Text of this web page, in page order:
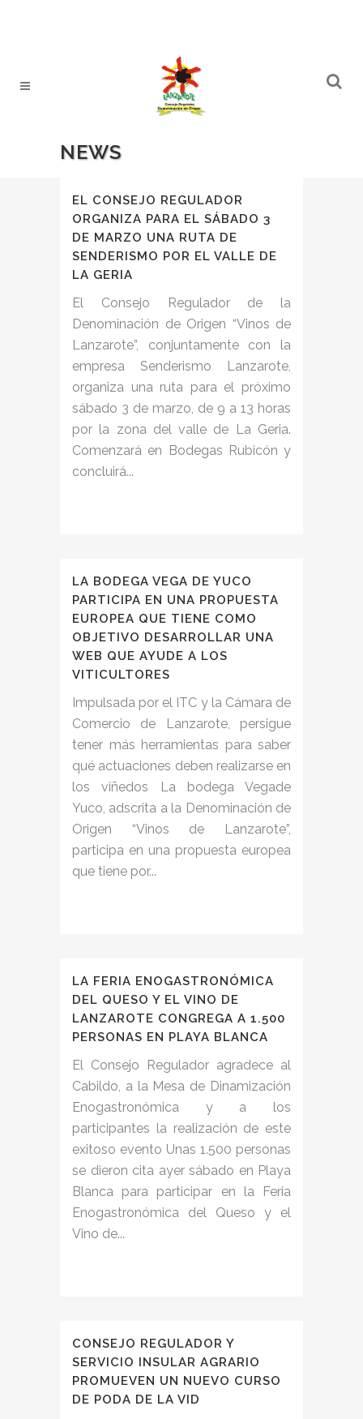
NEWS
EL CONSEJO REGULADOR
ORGANIZA PARA EL SÁBADO 3
DE MARZO UNA RUTA DE
SENDERISMO POR EL VALLE DE
LA GERIA
El Consejo Regulador de la
Denominación de Origen “Vinos de
Lanzarote”, conjuntamente con la
empresa Senderismo Lanzarote,
organiza una ruta para el próximo
sábado 3 de marzo, de 9 a 13 horas
por la zona del valle de La Geria.
Comenzará en Bodegas Rubicón y
concluirá...
LA BODEGA VEGA DE YUCO
PARTICIPA EN UNA PROPUESTA
EUROPEA QUE TIENE COMO
OBJETIVO DESARROLLAR UNA
WEB QUE AYUDE A LOS
VITICULTORES
Impulsada por el ITC y la Cámara de
Comercio de Lanzarote, persigue
tener más herramientas para saber
qué actuaciones deben realizarse en
los viñedos La bodega Vegade
Yuco, adscrita a la Denominación de
Origen “Vinos de Lanzarote”,
participa en una propuesta europea
que tiene por...
LA FERIA ENOGASTRONÓMICA
DEL QUESO Y EL VINO DE
LANZAROTE CONGREGA A 1.500
PERSONAS EN PLAYA BLANCA
El Consejo Regulador agradece al
Cabildo, a la Mesa de Dinamización
Enogastronómica y a los
participantes la realización de este
exitoso evento Unas 1.500 personas
se dieron cita ayer sábado en Playa
Blanca para participar en la Feria
Enogastronómica del Queso y el
Vino de...
CONSEJO REGULADOR Y
SERVICIO INSULAR AGRARIO
PROMUEVEN UN NUEVO CURSO
DE PODA DE LA VID